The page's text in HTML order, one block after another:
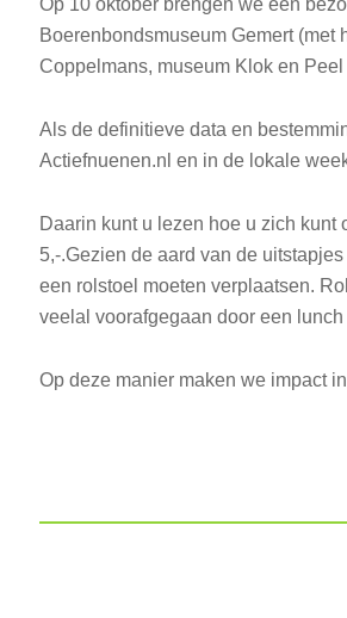
Op 10 oktober brengen we een
Boerenbondsmuseum Gemert
Coppelmans, museum Klok en
Als de definitieve data en
Actiefnuenen.nl en in de lokale
Daarin kunt u lezen hoe u zich
5,-.Gezien de aard van de
een rolstoel moeten verplaatsen.
veelal voorafgegaan door een
Op deze manier maken we impact